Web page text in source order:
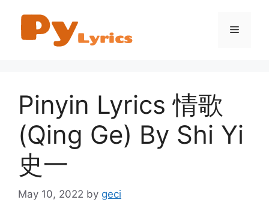
content
Menu
Pinyin Lyrics 情歌
(Qing Ge) By Shi Yi
史一
May 10, 2022 by geci